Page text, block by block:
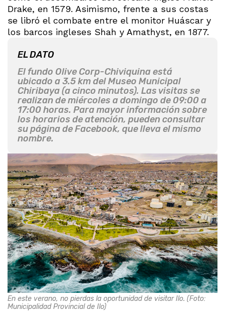
Drake, en 1579. Asimismo, frente a sus costas
se libró el combate entre el monitor Huáscar y
los barcos ingleses Shah y Amathyst, en 1877.
EL DATO
El fundo Olive Corp-Chiviquina está
ubicado a 3.5 km del Museo Municipal
Chiribaya (a cinco minutos). Las visitas se
realizan de miércoles a domingo de 09:00 a
17:00 horas. Para mayor información sobre
los horarios de atención, pueden consultar
su página de Facebook, que lleva el mismo
nombre.
En este verano, no pierdas la oportunidad de visitar Ilo. (Foto:
Municipalidad Provincial de Ilo)